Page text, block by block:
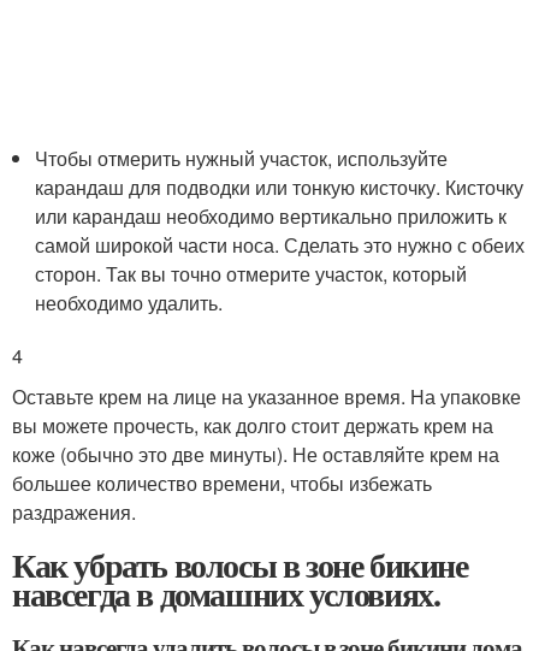
Чтобы отмерить нужный участок, используйте
карандаш для подводки или тонкую кисточку. Кисточку
или карандаш необходимо вертикально приложить к
самой широкой части носа. Сделать это нужно с обеих
сторон. Так вы точно отмерите участок, который
необходимо удалить.
4
Оставьте крем на лице на указанное время. На упаковке
вы можете прочесть, как долго стоит держать крем на
коже (обычно это две минуты). Не оставляйте крем на
большее количество времени, чтобы избежать
раздражения.
Как убрать волосы в зоне бикине
навсегда в домашних условиях.